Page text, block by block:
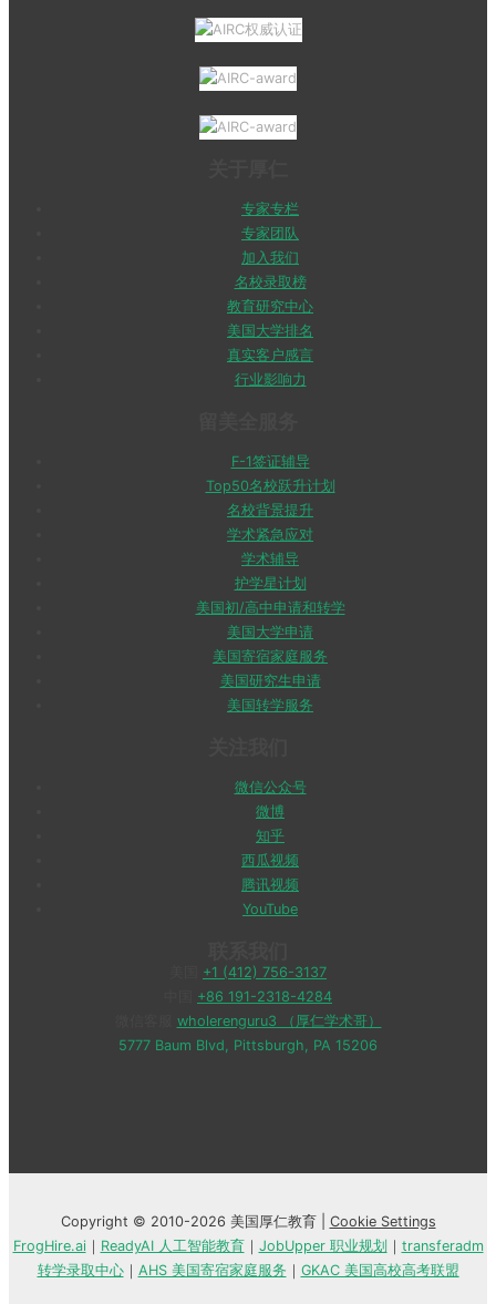
专家专栏
专家团队
加入我们
名校录取榜
教育研究中心
美国大学排名
真实客户感言
行业影响力
F-1签证辅导
Top50名校跃升计划
名校背景提升
学术紧急应对
学术辅导
护学星计划
美国初/高中申请和转学
美国大学申请
美国寄宿家庭服务
美国研究生申请
美国转学服务
微信公众号
微博
知乎
西瓜视频
腾讯视频
YouTube
+1 (412) 756-3137
+86 191-2318-4284
wholerenguru3 （厚仁学术哥）
5777 Baum Blvd, Pittsburgh, PA 15206
Copyright © 2010-2026 美国厚仁教育 | Cookie Settings
FrogHire.ai｜ ReadyAI 人工智能教育｜ JobUpper 职业规划 ｜ transferadm
转学录取中心｜ AHS 美国寄宿家庭服务 ｜ GKAC 美国高校高考联盟